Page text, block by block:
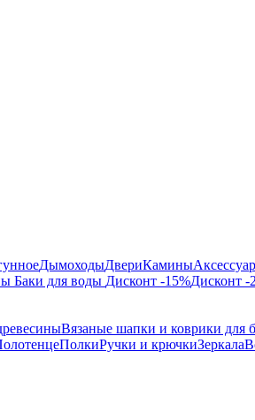
ДымоходыДвериКамины
Баки для воды Дисконт -15%Дисконт -
Вязаные шапки и коврики для
ПолкиРучки и крючкиЗеркала